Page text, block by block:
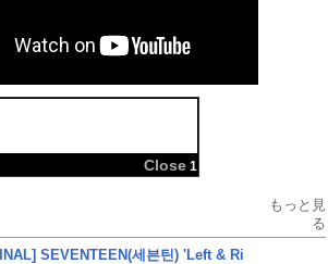
Close 1
もっと見
る
SEVENTEEN(세븐틴) 'Left & Ri